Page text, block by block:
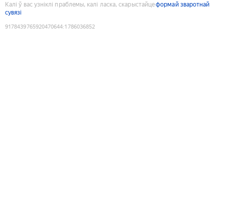
Калі ў вас узніклі праблемы, калі ласка, скарыстайцеформай зваротнай
сувязі
9178439765920470644:1786036852